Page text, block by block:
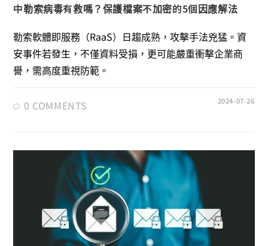
中勒索病毒有救嗎？保護檔案不加密的5個因應解法
勒索軟體即服務（RaaS）日趨成熟，攻擊手法兇猛。資
安事件若發生，不僅資料受損，更可能嚴重衝擊企業商
譽，需高度重視防範。
0 COMMENTS 2024-07-26